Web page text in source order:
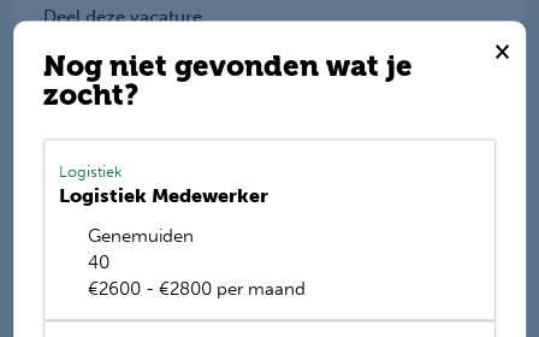
×
Nog niet gevonden wat je
zocht?
Logistiek
Logistiek Medewerker
Genemuiden
40
€2600 - €2800 per maand
Deel deze vacature
E-mail mij de nieuwste vacatures
Name